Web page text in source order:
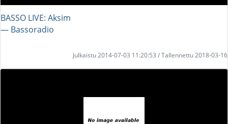
BASSO LIVE: Aksim
― Bassoradio
Julkaistu 2014-07-03 11:20:53 / Tallennettu 2018-03-16